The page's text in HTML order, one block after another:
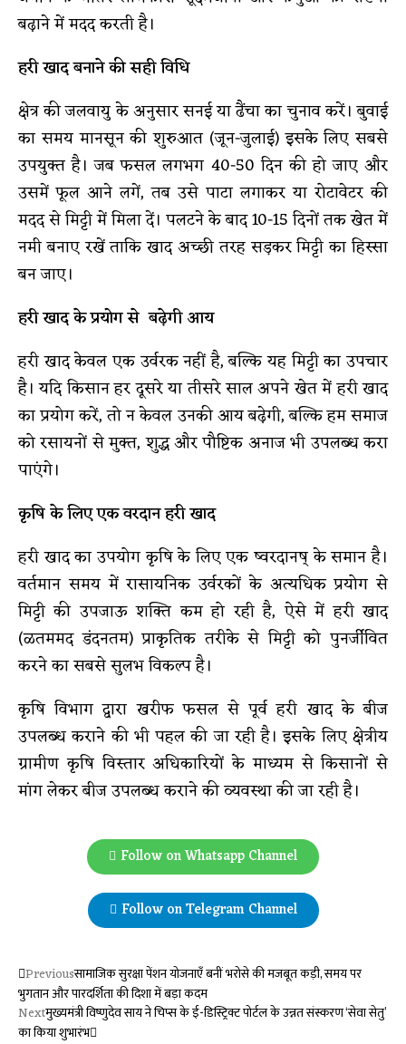
बढ़ाने में मदद करती है।
हरी खाद बनाने की सही विधि
क्षेत्र की जलवायु के अनुसार सनई या ढैंचा का चुनाव करें। बुवाई
का समय मानसून की शुरुआत (जून-जुलाई) इसके लिए सबसे
उपयुक्त है। जब फसल लगभग 40-50 दिन की हो जाए और
उसमें फूल आने लगें, तब उसे पाटा लगाकर या रोटावेटर की
मदद से मिट्टी में मिला दें। पलटने के बाद 10-15 दिनों तक खेत में
नमी बनाए रखें ताकि खाद अच्छी तरह सड़कर मिट्टी का हिस्सा
बन जाए।
हरी खाद के प्रयोग से बढ़ेगी आय
हरी खाद केवल एक उर्वरक नहीं है, बल्कि यह मिट्टी का उपचार
है। यदि किसान हर दूसरे या तीसरे साल अपने खेत में हरी खाद
का प्रयोग करें, तो न केवल उनकी आय बढ़ेगी, बल्कि हम समाज
को रसायनों से मुक्त, शुद्ध और पौष्टिक अनाज भी उपलब्ध करा
पाएंगे।
कृषि के लिए एक वरदान हरी खाद
हरी खाद का उपयोग कृषि के लिए एक ष्वरदानष् के समान है।
वर्तमान समय में रासायनिक उर्वरकों के अत्यधिक प्रयोग से
मिट्टी की उपजाऊ शक्ति कम हो रही है, ऐसे में हरी खाद
(ळतममद डंदनतम) प्राकृतिक तरीके से मिट्टी को पुनर्जीवित
करने का सबसे सुलभ विकल्प है।
कृषि विभाग द्वारा खरीफ फसल से पूर्व हरी खाद के बीज
उपलब्ध कराने की भी पहल की जा रही है। इसके लिए क्षेत्रीय
ग्रामीण कृषि विस्तार अधिकारियों के माध्यम से किसानों से
मांग लेकर बीज उपलब्ध कराने की व्यवस्था की जा रही है।
Follow on Whatsapp Channel
Follow on Telegram Channel
Previousसामाजिक सुरक्षा पेंशन योजनाएँ बनीं भरोसे की मजबूत कड़ी, समय पर
भुगतान और पारदर्शिता की दिशा में बड़ा कदम
Nextमुख्यमंत्री विष्णुदेव साय ने चिप्स के ई-डिस्ट्रिक्ट पोर्टल के उन्नत संस्करण ‘सेवा सेतु’
का किया शुभारंभ